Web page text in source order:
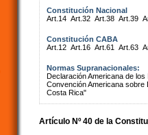
Constitución Nacional
Art.14 Art.32 Art.38 Art.39
Constitución CABA
Art.12 Art.16 Art.61 Art.63
Normas Supranacionales:
Declaración Americana de
Convención Americana
Costa Rica"
Artículo Nº 40 de la